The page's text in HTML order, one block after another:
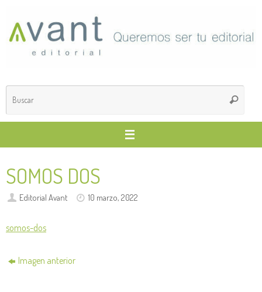
contenido
Buscar
SOMOS DOS
Editorial Avant 10 marzo, 2022
somos-dos
Imagen anterior